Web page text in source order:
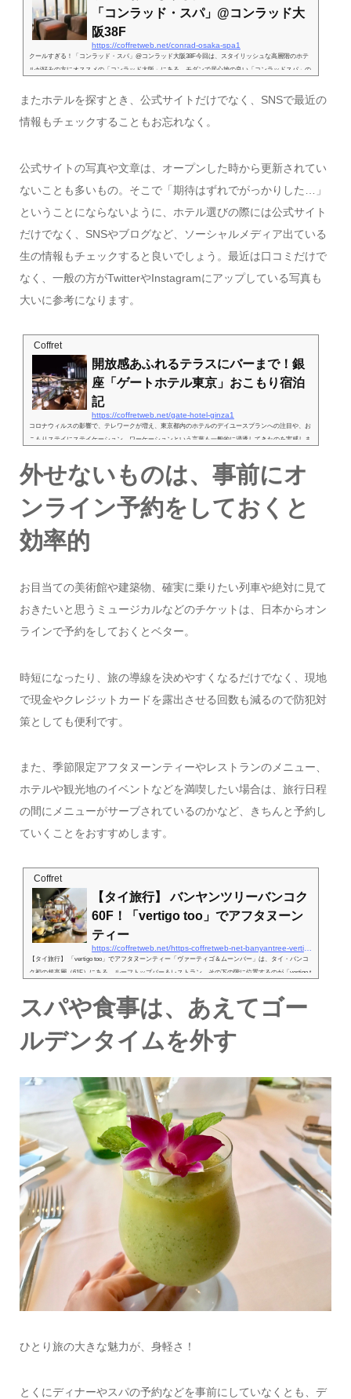
一面に設...
「コンラッド・スパ」@コンラッド大
阪38F
https://coffretweb.net/conrad-osaka-spa1
クールすぎる！「コンラッド・スパ」@コンラッド大阪38F今回は、スタイリッシュな高層階のホテ
ルが好みの方にオススメの「コンラッド大阪」にある、モダンで居心地の良い「コンラッドスパ」の
パ＆フィットネス」をチェックしてみては？ホテルの客室やグルメの情報はこちらへ。2017年6月に
に位置するホテルです。「コンラッド・スパ＆フィット...
またホテルを探すとき、公式サイトだけでなく、SNSで最近の
情報もチェックすることもお忘れなく。
公式サイトの写真や文章は、オープンした時から更新されてい
ないことも多いもの。そこで「期待はずれでがっかりした…」
ということにならないように、ホテル選びの際には公式サイト
だけでなく、SNSやブログなど、ソーシャルメディア出ている
生の情報もチェックすると良いでしょう。最近は口コミだけで
なく、一般の方がTwitterやInstagramにアップしている写真も
大いに参考になります。
Coffret
開放感あふれるテラスにバーまで！銀
座「ゲートホテル東京」おこもり宿泊
記
https://coffretweb.net/gate-hotel-ginza1
コロナウィルスの影響で、テレワークが増え、東京都内のホテルのデイユースプランへの注目や、お
こもりステイにステイケーション、ワーケーションという言葉も一般的に浸透してきたのを実感しま
ますよね。そこで今回は、2019年の夏に宿泊した銀座の人気ホテル「ザ・ゲートホテル東京 by HULI
C」宿泊レポートと、2020年注目のプランについてお伝えします！利便性、価格、インテリアのバラ
外せないものは、事前にオ
ンライン予約をしておくと
効率的
お目当ての美術館や建築物、確実に乗りたい列車や絶対に見て
おきたいと思うミュージカルなどのチケットは、日本からオン
ラインで予約をしておくとベター。
時短になったり、旅の導線を決めやすくなるだけでなく、現地
で現金やクレジットカードを露出させる回数も減るので防犯対
策としても便利です。
また、季節限定アフタヌーンティーやレストランのメニュー、
ホテルや観光地のイベントなどを満喫したい場合は、旅行日程
の間にメニューがサーブされているのかなど、きちんと予約し
ていくことをおすすめします。
Coffret
【タイ旅行】 バンヤンツリーバンコク
60F！「vertigo too」でアフタヌーン
ティー
https://coffretweb.net/https-coffretweb-net-banyantree-vertigotoo1
【タイ旅行】 「vertigo too」でアフタヌーンティー「ヴァーティゴ＆ムーンバー」は、タイ・バンコ
ク初の超高層（61F）にある、ルーフトップバー＆レストラン。その下の階に位置するのが「vertigo t
ー」は室内にあるので、急なスコールなど、天候にも関係なくいつでも利用できます！ 14時〜16時ご
ろの間は生演奏も行われ、賑やかな雰囲気に。アフタヌーンティーは土日限定のお楽しみ！土日だけ
スパや食事は、あえてゴー
ルデンタイムを外す
ひとり旅の大きな魅力が、身軽さ！
とくにディナーやスパの予約などを事前にしていなくとも、デ